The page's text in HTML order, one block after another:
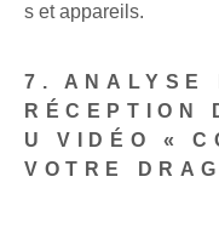
s et appareils.
7. ANALYSE
RÉCEPTION
U VIDÉO «
VOTRE